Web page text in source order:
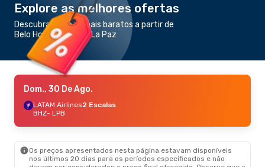
Explore as melhores ofertas
Descubra os voos mais baratos a partir de
Belo Horizonte para La Paz
Dom., 30 De Ago.
LATAM Airlines2 Escalas
BHZ- LPB
Os preços apresentados nesta página estavam disponíveis
nos últimos 20 dias para os períodos especificados e não